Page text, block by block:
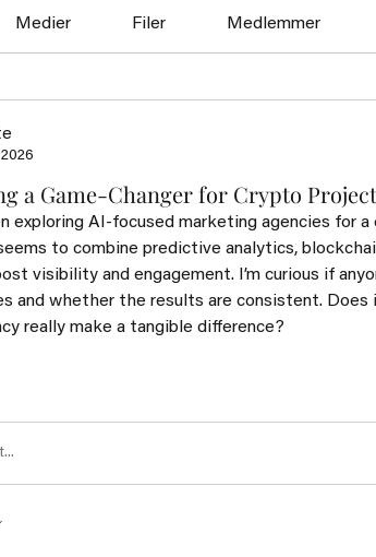
Medier Filer Medlemmer
a Game-Changer for Crypto
exploring AI-focused marketing agencies for a
to combine predictive analytics,
visibility and engagement. I’m curious if
and whether the results are consistent. Does
really make a tangible difference?